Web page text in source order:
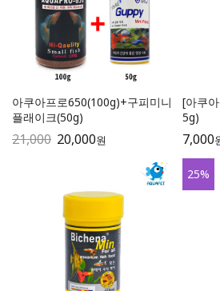
아쿠아프로650(100g)+구피미니
플래이크(50g)
21,000 20,000원
[아쿠
5g)
7,000
25%